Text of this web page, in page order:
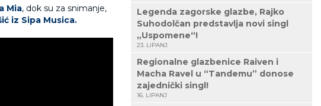
Mia, dok su za snimanje,
iz Sipa Musica.
Legenda zagorske glazbe, Rajko
Suhodolčan predstavlja novi singl
„Uspomene“!
23. LIPANJ
Regionalne glazbenice Raiven i
Macha Ravel u “Tandemu” donose
zajednički singl!
16. LIPANJ